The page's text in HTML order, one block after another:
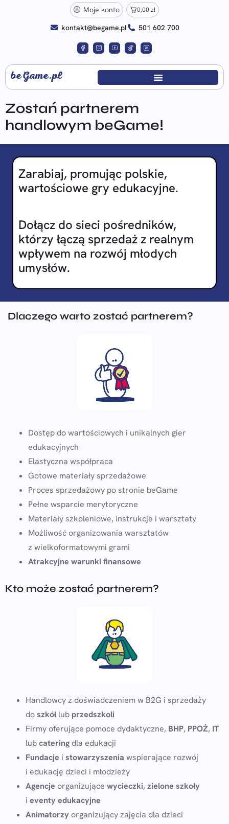
Moje konto 0,00 zł
kontakt@begame.pl 501 602 700
beGame.pl
Zostań partnerem
handlowym beGame!
Zarabiaj, promując polskie,
wartościowe gry edukacyjne.
Dołącz do sieci pośredników,
którzy łączą sprzedaż z realnym
wpływem na rozwój młodych
umysłów.
Dlaczego warto zostać partnerem?
Dostęp do wartościowych i unikalnych gier
edukacyjnych
Elastyczna współpraca
Gotowe materiały sprzedażowe
Proces sprzedażowy po stronie beGame
Pełne wsparcie merytoryczne
Materiały szkoleniowe, instrukcje i warsztaty
Możliwość organizowania warsztatów
z wielkoformatowymi grami
Atrakcyjne warunki finansowe
Kto może zostać partnerem?
Handlowcy z doświadczeniem w B2G i sprzedaży
doszkół lub przedszkoli
Firmy oferujące pomoce dydaktyczne, BHP, PPOŻ, IT
lubcateringdla edukacji
Fundacje i stowarzyszenia wspierające rozwój
i edukację dzieci i młodzieży
Agencje organizujące wycieczki, zielone szkoły
i eventy edukacyjne
Animatorzy organizujący zajęcia dla dzieci